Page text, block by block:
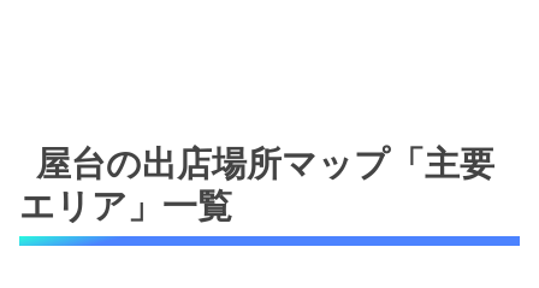
屋台の出店場所マップ「主要
エリア」一覧